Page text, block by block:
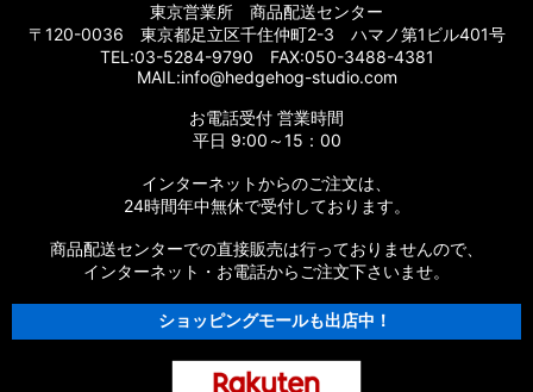
【シマノ】16エクスセンスLB［EXSENCE LB］対応 カスタム
【シマノ】14エクスセンスBB［EXSENCE BB］対応 カスタム
【シマノ】13エクスセンスLB［EXSENCE LB］対応 カスタム
【シマノ】12エクスセンスCI4+［EXSENCE CI4+］対応 カス
タムパーツ
東京営業所 商品配送センター
〒120-0036 東京都足立区千住仲町2-3 ハマノ第1ビル401号
TEL:03-5284-9790 FAX:050-3488-4381
MAIL:info@hedgehog-studio.com
お電話受付 営業時間
平日 9:00～15：00
インターネットからのご注文は、
24時間年中無休で受付しております。
商品配送センターでの直接販売は行っておりませんので、
インターネット・お電話からご注文下さいませ。
ショッピングモールも出店中！